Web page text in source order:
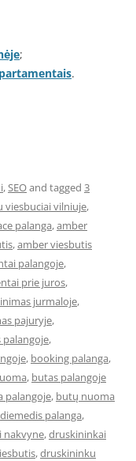
;
.
,SEOand tagged 3
viesbuciai vilniuje,
palanga,amber
,amber viesbutis
palangoje,
prie juros,
jurmaloje,
pajuryje,
,
, booking palanga,
, butas palangoje
palangoje, butų nuoma
diemedis palanga,
nakvyne,druskininkai
,druskininku